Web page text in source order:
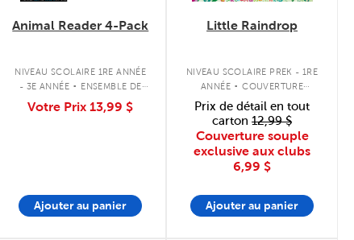
Animal Reader 4-Pack
NIVEAU SCOLAIRE 1RE ANNÉE
- 3E ANNÉE . ENSEMBLE DE
LIVRES À COUVERTURE
Votre Prix13,99 $
Ajouter au panier
Little Raindrop
NIVEAU SCOLAIRE PREK - 1RE
ANNÉE . COUVERTURE
SOUPLE
Prix de détail en tout
carton12,99 $
Couverture souple
exclusive aux clubs
6,99 $
Ajouter au panier